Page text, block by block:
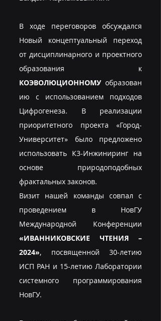
В ходе переговоров обсуждался
Новый концептуальный переход
от дисциплинарного и проектного
КОЭВОЛЮЦИОННОМУ образован
ию с использованием подходов
Цифрогенеза. В реализации
приоритетного проекта «Город-
Университет» было предложено
использовать К3-Инжиниринг на
основе природоподобных
фрактальных законов.
Визит нашей команды совпал с
проведением в НовГУ
«ИВАННИКОВСКИЕ ЧТЕНИЯ –
2024», посвященной 30-летию
ИСП РАН и 15-летию Лаборатории
системного программирования
НовГУ.